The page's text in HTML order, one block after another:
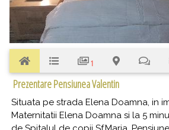
1
Prezentare Pensiunea Valentin
Situata pe strada Elena Doamna, in
Maternitatii Elena Doamna si la 5